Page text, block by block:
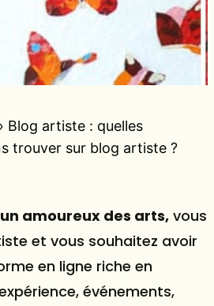
Blog artiste : quelles
trouver sur blog artiste ?
amoureux des arts, vous
et vous souhaitez avoir
en ligne riche en
événements,